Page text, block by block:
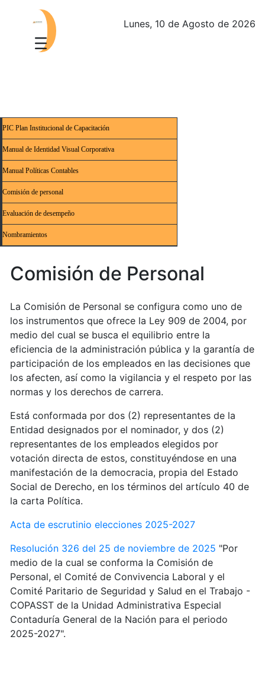
Lunes, 10 de Agosto de 2026
PIC Plan Institucional de Capacitación
Manual de Identidad Visual Corporativa
Manual Políticas Contables
Comisión de personal
Evaluación de desempeño
Nombramientos
Comisión de Personal
La Comisión de Personal se configura como uno de
los instrumentos que ofrece la Ley 909 de 2004, por
medio del cual se busca el equilibrio entre la
eficiencia de la administración pública y la garantía de
participación de los empleados en las decisiones que
los afecten, así como la vigilancia y el respeto por las
normas y los derechos de carrera.
Está conformada por dos (2) representantes de la
Entidad designados por el nominador, y dos (2)
representantes de los empleados elegidos por
votación directa de estos, constituyéndose en una
manifestación de la democracia, propia del Estado
Social de Derecho, en los términos del artículo 40 de
la carta Política.
Acta de escrutinio elecciones 2025-2027
Resolución 326 del 25 de noviembre de 2025 "Por
medio de la cual se conforma la Comisión de
Personal, el Comité de Convivencia Laboral y el
Comité Paritario de Seguridad y Salud en el Trabajo -
COPASST de la Unidad Administrativa Especial
Contaduría General de la Nación para el periodo
2025-2027".